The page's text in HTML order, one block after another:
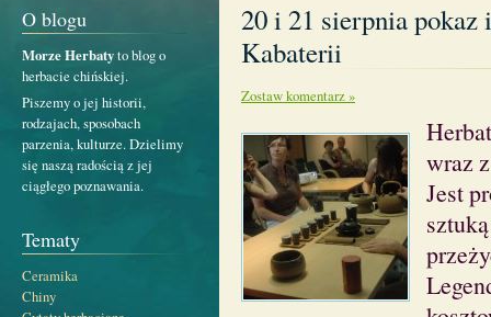
O blogu
Morze Herbatyto blog o
herbacie chińskiej.
Piszemy o jej historii,
rodzajach, sposobach
parzenia, kulturze. Dzielimy
się naszą radością z jej
ciągłego poznawania.
Tematy
Ceramika
Chiny
20 i 21 sierpnia pokaz
Kabaterii
Zostaw komentarz »
wraz
Jest